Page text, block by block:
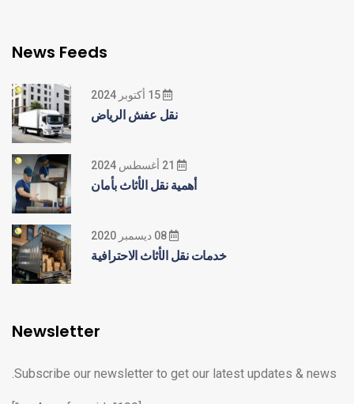
News Feeds
نقل عفش الرياض
أهمية نقل الأثاث بأمان
خدمات نقل الأثاث الاحترافية
Newsletter
Subscribe our newsletter to get our latest updates & news.